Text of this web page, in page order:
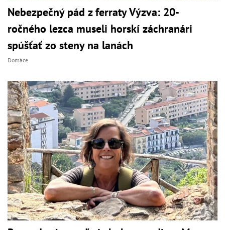
Nebezpečný pád z ferraty Výzva: 20-
ročného lezca museli horskí záchranári
spúšťať zo steny na lanách
Domáce